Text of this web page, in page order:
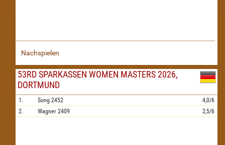
Nachspielen
53RD SPARKASSEN WOMEN MASTERS 2026,
DORTMUND
1. Song 2452
4,0/6
2.
Wagner 2409 2,5/6